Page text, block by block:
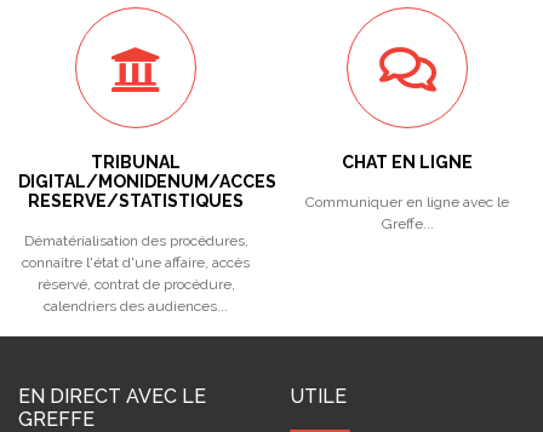
TRIBUNAL
DIGITAL/MONIDENUM/ACCES
RESERVE/STATISTIQUES
Dématérialisation des procédures,
connaître l'état d'une affaire, accès
réservé, contrat de procédure,
calendriers des audiences...
CHAT EN LIGNE
Communiquer en ligne avec le
Greffe...
EN DIRECT AVEC LE
GREFFE
UTILE